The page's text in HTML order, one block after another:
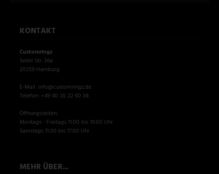
KONTAKT
Customringz
Seiler Str. 36a
20359 Hamburg
E-Mail: info@customringz.de
Telefon: +49 40 20 22 60 38
Öffnungszeiten:
Montags - Freitags 11.00 bis 19.00 Uhr
Samstags 11.00 bis 17.00 Uhr
MEHR ÜBER...